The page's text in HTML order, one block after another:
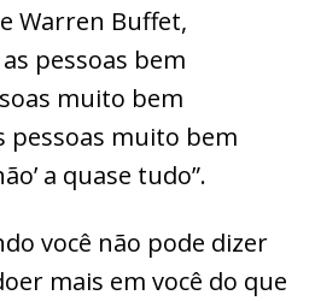
Warren Buffet,
pessoas bem
muito bem
pessoas muito bem
a quase tudo”.
você não pode dizer
mais em você do que